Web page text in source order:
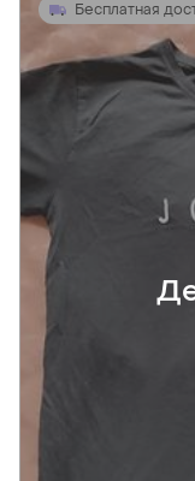
Бесплатная